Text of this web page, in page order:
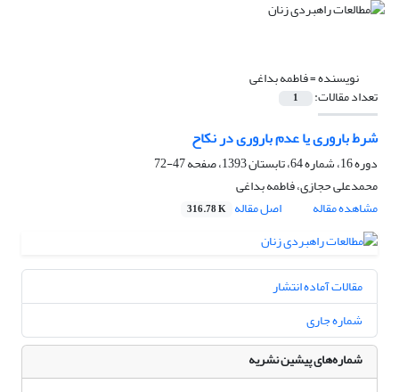
نویسنده =فاطمه بداغی
تعداد مقالات: 1
شرط باروری یا عدم باروری در نکاح
دوره 16، شماره 64، تابستان 1393، صفحه
47-72
محمدعلی حجازی، فاطمه بداغی
مشاهده مقاله
اصل مقاله 316.78 K
مقالات آماده انتشار
شماره جاری
شماره‌های پیشین نشریه